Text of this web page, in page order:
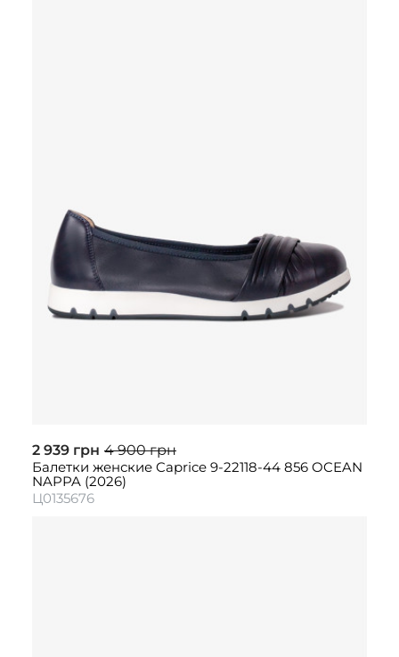
2 939 грн 4 900 грн
Балетки женские Caprice 9-22118-44 856 OCEAN
NAPPA (2026)
Ц0135676